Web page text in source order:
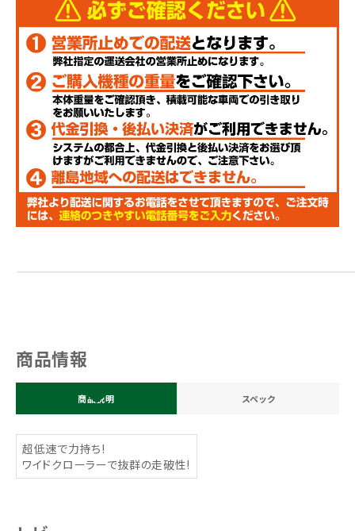
商品情報
商品説明 スペック
超低速で力持ち!
ワイドクローラーで抜群の走破性!